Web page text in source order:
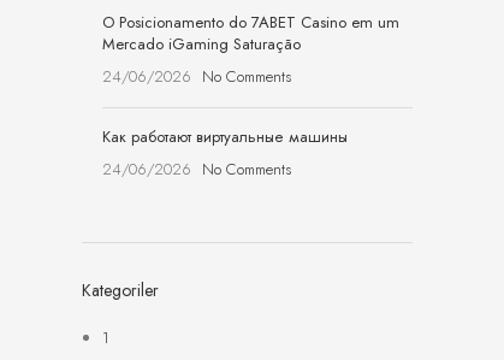
O Posicionamento do 7ABET Casino em um
Mercado iGaming Saturação
24/06/2026 No Comments
Как работают виртуальные машины
24/06/2026 No Comments
Kategoriler
1